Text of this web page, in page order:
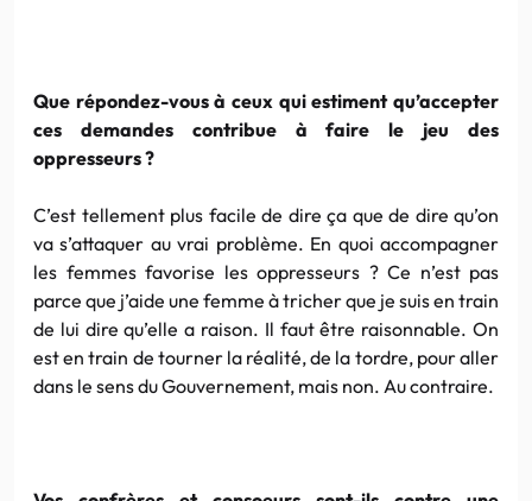
Que répondez-vous à ceux qui estiment qu’accepter
ces demandes contribue à faire le jeu des
oppresseurs ?
C’est tellement plus facile de dire ça que de dire qu’on
va s’attaquer au vrai problème. En quoi accompagner
les femmes favorise les oppresseurs ? Ce n’est pas
parce que j’aide une femme à tricher que je suis en train
de lui dire qu’elle a raison. Il faut être raisonnable. On
est en train de tourner la réalité, de la tordre, pour aller
dans le sens du Gouvernement, mais non. Au contraire.